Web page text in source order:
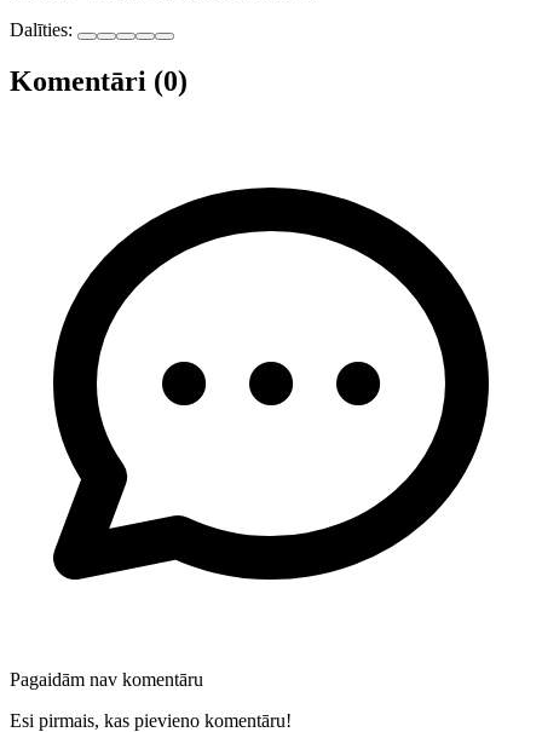
Dalīties:
Komentāri (0)
Pagaidām nav komentāru
Esi pirmais, kas pievieno komentāru!